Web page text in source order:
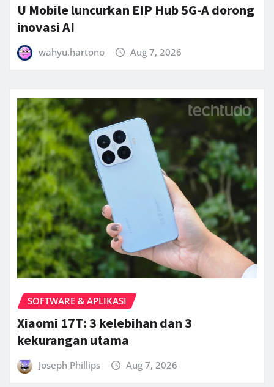
U Mobile luncurkan EIP Hub 5G-A dorong
inovasi AI
wahyu.hartono Aug 7, 2026
SOFTWARE & APLIKASI
Xiaomi 17T: 3 kelebihan dan 3
kekurangan utama
Joseph Phillips Aug 7, 2026